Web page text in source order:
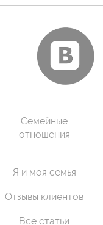
Семейные
отношения
Я и моя семья
Отзывы клиентов
Все статьи